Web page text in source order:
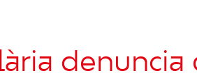
denuncia